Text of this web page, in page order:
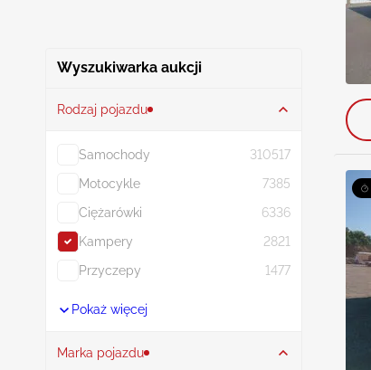
Wyszukiwarka aukcji
Rodzaj pojazdu
Samochody
310517
Motocykle
7385
Ciężarówki
6336
Kampery
2821
Przyczepy
1477
Pokaż więcej
Marka pojazdu